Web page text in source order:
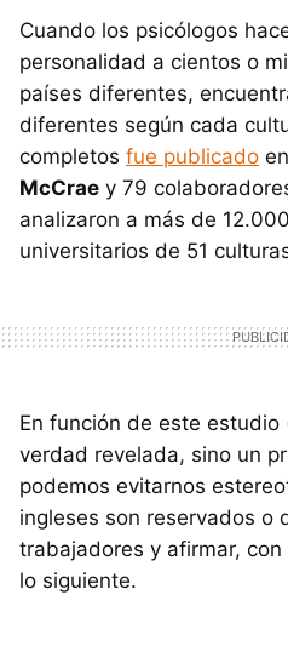
Cuando los psicólogos
personalidad a cientos o
países diferentes,
diferentes según cada
completos fue publicado
McCrae y 79
analizaron a más de
universitarios de 51
En función de este estudio
verdad revelada, sino un
podemos evitarnos
ingleses son reservados o
trabajadores y afirmar,
lo siguiente.